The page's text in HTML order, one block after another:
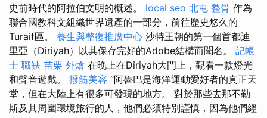
史前時代的阿拉伯文明的概述。 local seo 北屯 整骨 作為
聯合國教科文組織世界遺產的一部分，前往歷史悠久的
Turaif區。 養生與整復推廣中心 沙特王朝的第一個首都迪
里亞（Diriyah）以其保存完好的Adobe結構而聞名。 記帳
士 職缺 苗栗 外燴 在晚上在Diriyah大門上，觀看一款燈光
和聲音遊戲。 撥筋美容 “阿魯巴是海洋運動愛好者的真正天
堂，但在大陸上有很多可發現的地方。 對於那些去那不勒
斯及其周圍環境旅行的人，他們必須特別謹慎，因為他們經